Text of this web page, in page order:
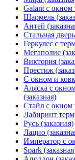
Galant с окном
Шармель
Антей
Стальная
Геркулес с
Мегаполис
Виктория
Престиж
С окном и
Аляска с
(заказная)
Стайл с окном
Лабиринт
Русь (заказная)
Лацио
Император с
Spark